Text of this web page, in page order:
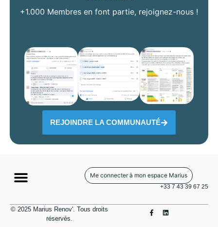
+1.000 Membres en font partie, rejoignez-nous !
REJOINDRE LA COMMUNAUTÉ
+33 7 43 39 67 25
Me connecter à mon espace Marius
© 2025 Marius Renov'. Tous droits
réservés.